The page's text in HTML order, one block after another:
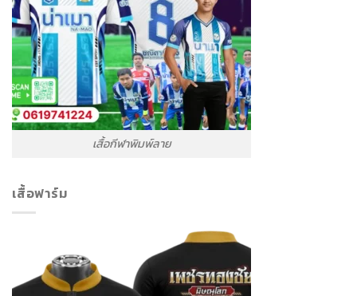
เสื้อกีฬาพิมพ์ลาย
เสื้อฟาร์ม